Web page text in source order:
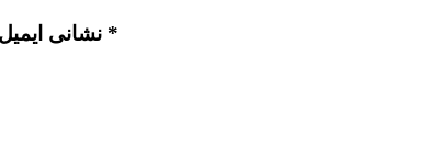
نشانی ایمیل شما منتشر نخواهد شد. بخش‌های موردنیاز علامت‌گذاری شده‌اند *